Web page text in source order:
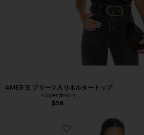
AMERIE プリーツ入りホルタートップ
superdown
$58